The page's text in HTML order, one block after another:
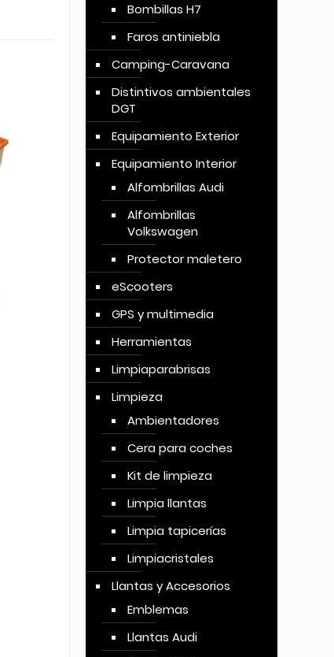
Bombillas H7
Faros antiniebla
Camping-Caravana
Distintivos ambientales
DGT
Equipamiento Exterior
Equipamiento Interior
Alfombrillas Audi
Alfombrillas
Volkswagen
Protector maletero
eScooters
GPS y multimedia
Herramientas
Limpiaparabrisas
Limpieza
Ambientadores
Cera para coches
Kit de limpieza
Limpia llantas
Limpia tapicerías
Limpiacristales
Llantas y Accesorios
Emblemas
Llantas Audi